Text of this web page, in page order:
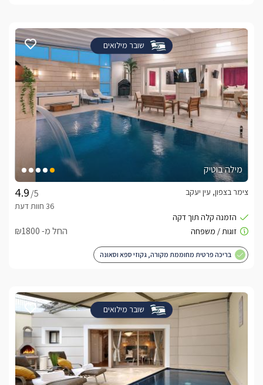
שובר מילואים
מילה בוטיק
/5
צימר בצפון, עין יעקב
החל מ- ₪1800
בריכה פרטית מחוממת מקורה, גקוזי ספא וסאונה
שובר מילואים